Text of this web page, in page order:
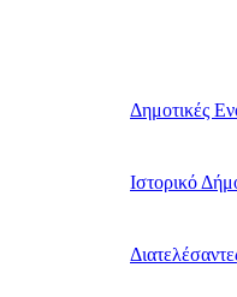
Δημοτικές
Ιστορικό